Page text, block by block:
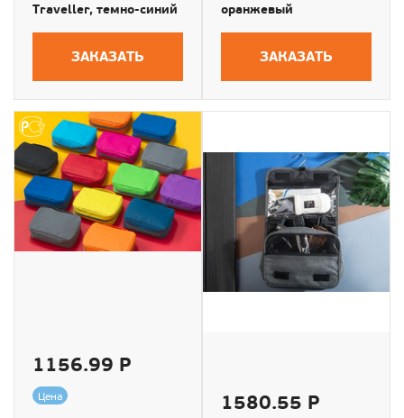
Traveller, темно-синий
ЗАКАЗАТЬ
оранжевый
ЗАКАЗАТЬ
1156.99 Р
Цена 1580.55 Р